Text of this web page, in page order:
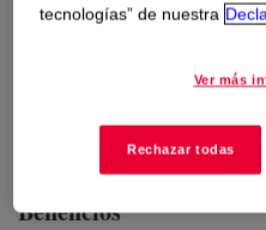
Usos
High strength moldmaking
Beneficios
tecnologías” de nuestra
Ver más
Rechazar todas